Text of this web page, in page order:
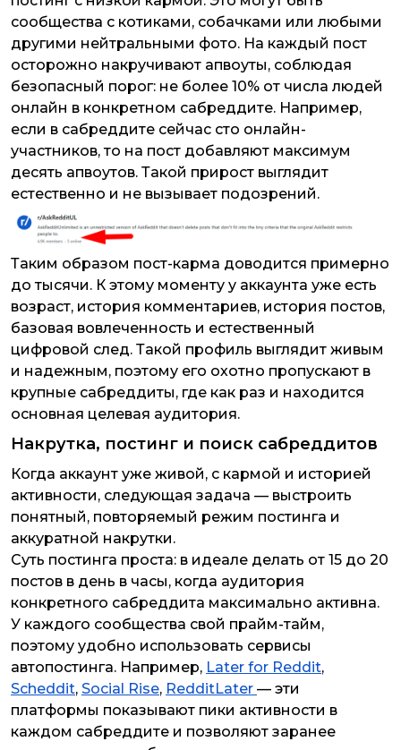
сообщества с котиками, собачками или любыми
другими нейтральными фото. На каждый пост
осторожно накручивают апвоуты, соблюдая
безопасный порог: не более 10% от числа людей
онлайн в конкретном сабреддите. Например,
если в сабреддите сейчас сто онлайн-
участников, то на пост добавляют максимум
десять апвоутов. Такой прирост выглядит
естественно и не вызывает подозрений.
Таким образом пост-карма доводится примерно
до тысячи. К этому моменту у аккаунта уже есть
возраст, история комментариев, история постов,
базовая вовлеченность и естественный
цифровой след. Такой профиль выглядит живым
и надежным, поэтому его охотно пропускают в
крупные сабреддиты, где как раз и находится
основная целевая аудитория.
Накрутка, постинг и поиск сабреддитов
Когда аккаунт уже живой, с кармой и историей
активности, следующая задача — выстроить
понятный, повторяемый режим постинга и
аккуратной накрутки.
Суть постинга проста: в идеале делать от 15 до 20
постов в день в часы, когда аудитория
конкретного сабреддита максимально активна.
У каждого сообщества свой прайм-тайм,
поэтому удобно использовать сервисы
автопостинга. Например, Later for Reddit,
Scheddit, Social Rise, RedditLater — эти
платформы показывают пики активности в
каждом сабреддите и позволяют заранее